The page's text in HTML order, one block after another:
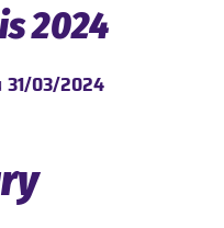
2024
31/03/2024